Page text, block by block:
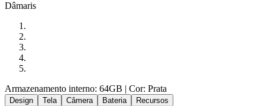
Dâmaris
Armazenamento interno: 64GB | Cor: Prata
Design Tela Câmera Bateria Recursos